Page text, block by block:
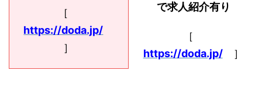
［
https://doda.jp/
］
で求人紹介有り
［
https://doda.jp/］